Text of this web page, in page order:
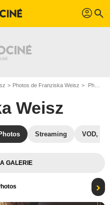
profil search
Photos de Franziska Weisz Photo Franziska Weisz, Julia Franz Richter
Weisz
Streaming VOD,
GALERIE